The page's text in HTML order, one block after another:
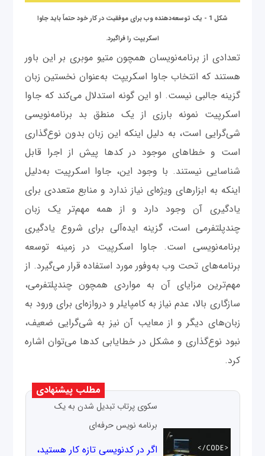
شکل 1 - یک توسعه‌دهنده وب برای موفقیت در کار خود حتماً باید جاوا
اسکریپت را فراگیرد.
تعدادی از برنامه‌نویسان همچون متیو موبری بر این باور
هستند که انتخاب جاوا اسکریپت به‌عنوان نخستین زبان
گزینه جالبی نیست. او این‌ گونه استدلال می‌کند که جاوا
اسکرپیت نمونه بارزی از یک منطق بد برنامه‌نویسی
شی‌گرایی است، به دلیل اینکه این زبان بدون نوع‌گذاری
است و خطاهای موجود در کدها پیش از اجرا قابل
شناسایی نیستند. با وجود این، جاوا اسکرپیت به‌دلیل
اینکه به ابزارهای ویژه‌ای نیاز ندارد و منابع متعددی برای
یادگیری آن وجود دارد و از همه مهم‌تر یک زبان
چندپلتفرمی است، گزینه ایده‌آلی برای شروع یادگیری
برنامه‌نویسی است. جاوا اسکرپیت در زمینه توسعه
برنامه‌های تحت وب به‌وفور مورد استفاده قرار می‌گیرد. از
مهم‌ترین مزایای آن به مواردی همچون چندپلتفرمی،
سازگاری بالا، عدم نیاز به کامپایلر و دروازه‌ای برای ورود به
زبان‌های دیگر و از معایب آن نیز به شی‌گرایی ضعیف،
نبود نوع‌گذاری و مشکل در خطایابی کدها می‌توان اشاره
کرد.
مطلب پیشنهادی
سکوی پرتاب تبدیل شدن به یک
برنامه نویس حرفه‌ای
اگر در کدنویسی تازه کار هستید،